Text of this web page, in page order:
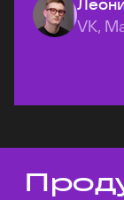
VK,
Темы